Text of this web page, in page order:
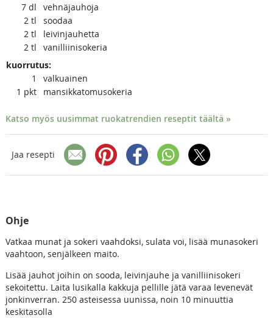
7 dl
vehnäjauhoja
2 tl
soodaa
2 tl
leivinjauhetta
2 tl
vanilliinisokeria
kuorrutus:
1
valkuainen
1 pkt mansikkatomusokeria
Katso myös uusimmat ruokatrendien reseptit täältä »
Jaa resepti
Ohje
Vatkaa munat ja sokeri vaahdoksi, sulata voi, lisää munasokeri
vaahtoon, senjälkeen maito.
Lisää jauhot joihin on sooda, leivinjauhe ja vanilliinisokeri
sekoitettu. Laita lusikalla kakkuja pellille jätä varaa levenevät
jonkinverran. 250 asteisessa uunissa, noin 10 minuuttia
keskitasolla